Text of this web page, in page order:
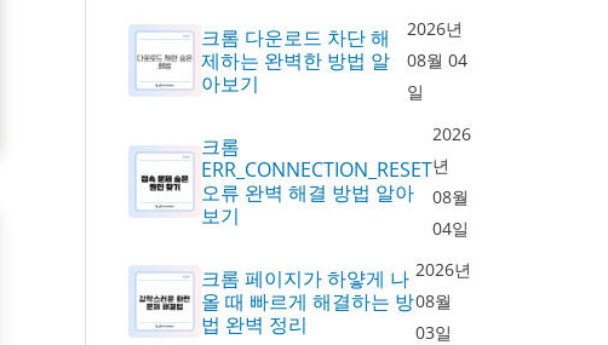
크롬 다운로드 차단 해
제하는 완벽한 방법 알
아보기
2026년
08월 04
일
크롬
ERR_CONNECTION_RESET
오류 완벽 해결 방법 알아
보기
2026
년
08월
04일
크롬 페이지가 하얗게 나
올 때 빠르게 해결하는 방
법 완벽 정리
2026년
08월
03일